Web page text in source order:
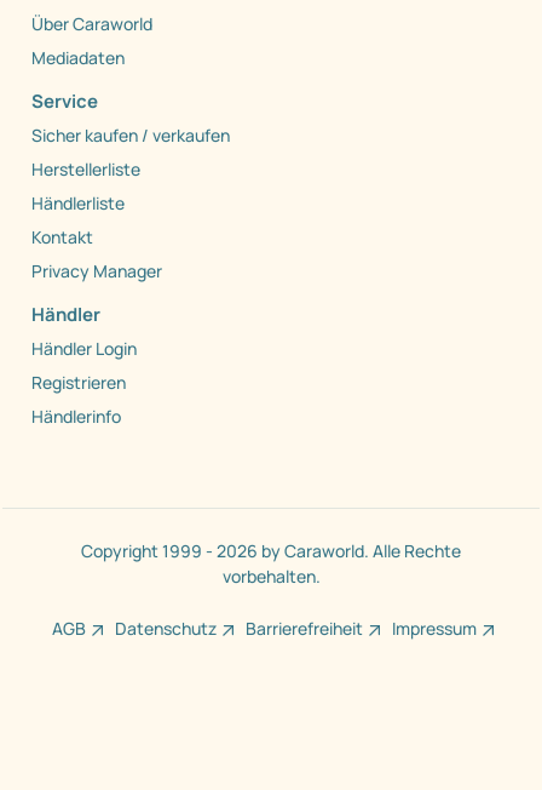
Über Caraworld
Mediadaten
Service
Sicher kaufen / verkaufen
Herstellerliste
Händlerliste
Kontakt
Privacy Manager
Händler
Händler Login
Registrieren
Händlerinfo
Copyright 1999 - 2026 by Caraworld. Alle Rechte
vorbehalten.
AGB Datenschutz Barrierefreiheit Impressum